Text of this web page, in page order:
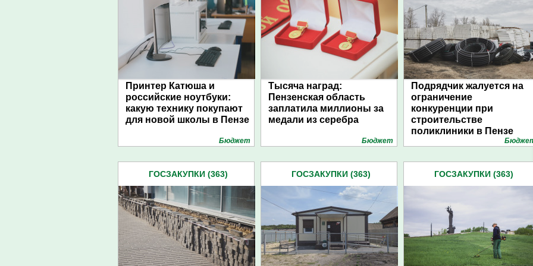
Принтер Катюша и
российские ноутбуки:
какую технику покупают
для новой школы в Пензе
Бюджет
Тысяча наград:
Пензенская область
заплатила миллионы за
медали из серебра
Бюджет
Подрядчик жалуется на
ограничение
конкуренции при
строительстве
поликлиники в Пензе
ГОСЗАКУПКИ (363) ГОСЗАКУПКИ (363) ГОСЗАКУПКИ (363)